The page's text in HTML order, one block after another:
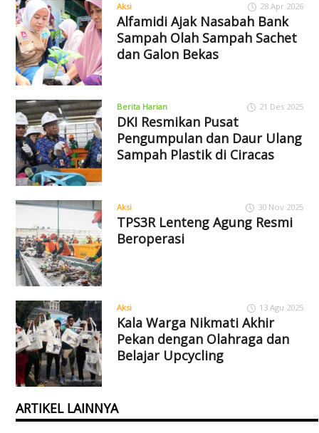
Aksi 28 Apr 2026
Alfamidi Ajak Nasabah Bank
Sampah Olah Sampah Sachet
dan Galon Bekas
Berita Harian 21 Des 2025
DKI Resmikan Pusat
Pengumpulan dan Daur Ulang
Sampah Plastik di Ciracas
Aksi 30 Nov 2025
TPS3R Lenteng Agung Resmi
Beroperasi
Aksi 13 Agu 2025
Kala Warga Nikmati Akhir
Pekan dengan Olahraga dan
Belajar Upcycling
ARTIKEL LAINNYA